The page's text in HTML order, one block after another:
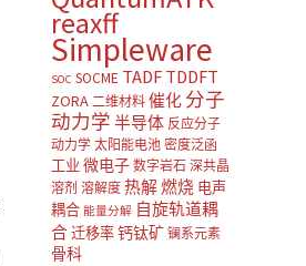
reaxff
Simpleware
SOC SOCME TADF TDDFT
ZORA 二维材料 催化 分子
动力学 半导体 反应分子
动力学 太阳能电池 密度泛函
工业 微电子 数字岩石 深共晶
溶剂 溶解度 热解燃烧 电声
耦合 能量分解 自旋轨道耦
合迁移率钙钛矿 镧系元素
骨科